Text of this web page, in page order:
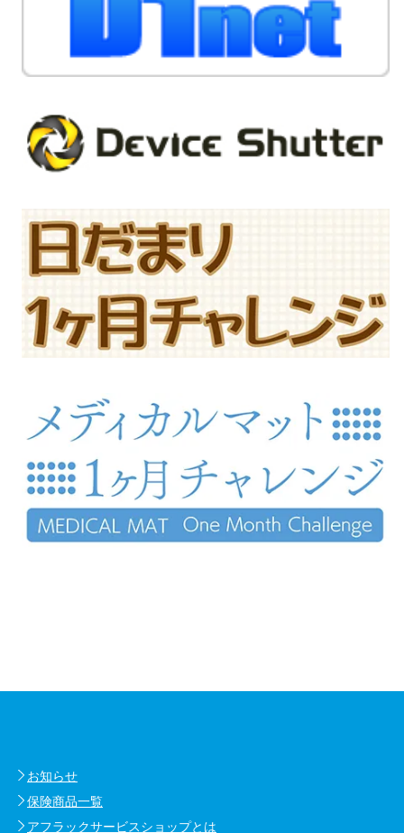
お知らせ
保険商品一覧
アフラックサービスショップとは